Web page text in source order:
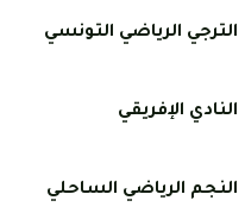
الترجي الرياضي التونسي
النادي الإفريقي
النجم الرياضي الساحلي